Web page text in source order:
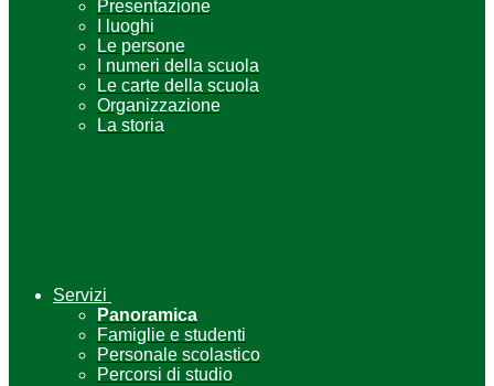
Presentazione
I luoghi
Le persone
I numeri della scuola
Le carte della scuola
Organizzazione
La storia
Servizi
Panoramica
Famiglie e studenti
Personale scolastico
Percorsi di studio